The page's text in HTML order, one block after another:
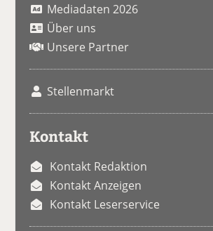
Mediadaten 2026
Über uns
Unsere Partner
Stellenmarkt
Kontakt
Kontakt Redaktion
Kontakt Anzeigen
Kontakt Leserservice